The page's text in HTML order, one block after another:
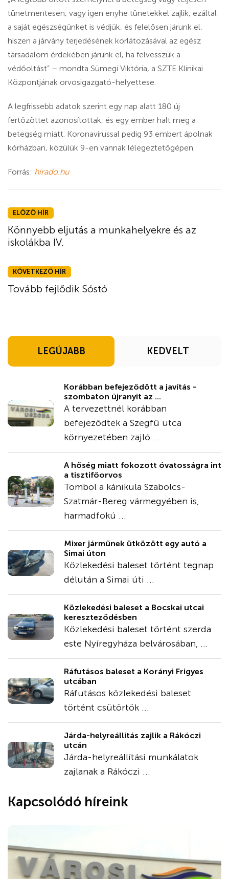
tünetmentesen, vagy igen enyhe tünetekkel zajlik, ezáltal
a saját egészségünket is védjük, és felelősen járunk el,
hiszen a járvány terjedésének korlátozásával az egész
társadalom érdekében járunk el, ha felvesszük a
védőoltást” – mondta Sümegi Viktória, a SZTE Klinikai
Központjának orvosigazgató-helyettese.
A legfrissebb adatok szerint egy nap alatt 180 új
fertőzöttet azonosítottak, és egy ember halt meg a
betegség miatt. Koronavírussal pedig 93 embert ápolnak
kórházban, közülük 9-en vannak lélegeztetőgépen.
Forrás: hirado.hu
ELŐZŐ HÍR
Könnyebb eljutás a munkahelyekre és az
iskolákba IV.
KÖVETKEZŐ HÍR
Tovább fejlődik Sóstó
LEGÚJABB KEDVELT
Korábban befejeződött a javítás -
szombaton újranyit az ...
A tervezettnél korábban
befejeződtek a Szegfű utca
környezetében zajló ...
A hőség miatt fokozott óvatosságra int
a tisztifőorvos
Tombol a kánikula Szabolcs-
Szatmár-Bereg vármegyében is,
harmadfokú ...
Mixer járműnek ütközött egy autó a
Simai úton
Közlekedési baleset történt tegnap
délután a Simai úti ...
Közlekedési baleset a Bocskai utcai
kereszteződésben
Közlekedési baleset történt szerda
este Nyíregyháza belvárosában, ...
Ráfutásos baleset a Korányi Frigyes
utcában
Ráfutásos közlekedési baleset
történt csütörtök ...
Járda-helyreállítás zajlik a Rákóczi
utcán
Járda-helyreállítási munkálatok
zajlanak a Rákóczi ...
Kapcsolódó híreink